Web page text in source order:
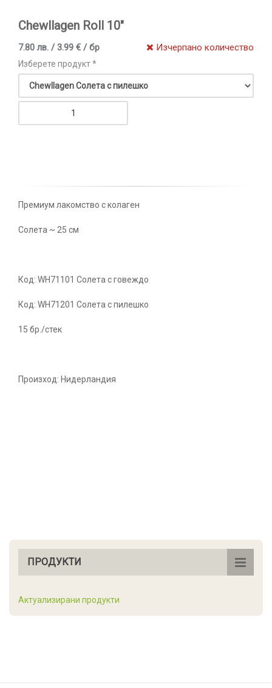
Chewllagen Roll 10"
7.80 лв. / 3.99 € / бр Изчерпано количество
Изберете продукт *
Премиум лакомство с колаген
Солета ~ 25 см
Код: WH71101 Солета с говеждо
Код: WH71201 Солета с пилешко
15 бр./стек
Произход: Нидерландия
ПРОДУКТИ
Актуализирани продукти